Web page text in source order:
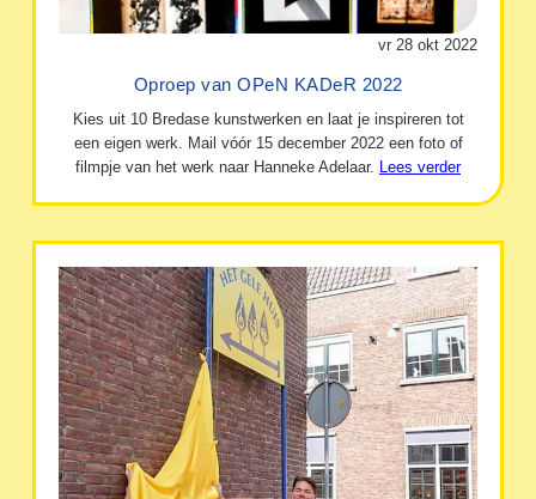
vr 28 okt 2022
Oproep van OPeN KADeR 2022
Kies uit 10 Bredase kunstwerken en laat je inspireren tot
een eigen werk. Mail vóór 15 december 2022 een foto of
filmpje van het werk naar Hanneke Adelaar.
Lees verder